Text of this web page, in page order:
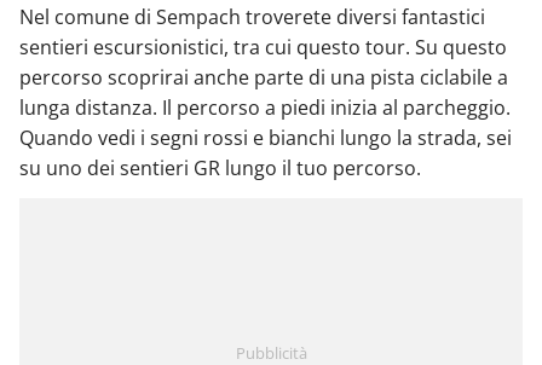
Nel comune di Sempach troverete diversi fantastici
sentieri escursionistici, tra cui questo tour. Su questo
percorso scoprirai anche parte di una pista ciclabile a
lunga distanza. Il percorso a piedi inizia al parcheggio.
Quando vedi i segni rossi e bianchi lungo la strada, sei
su uno dei sentieri GR lungo il tuo percorso.
Pubblicità